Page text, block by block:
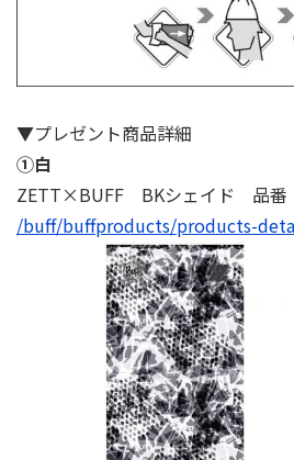
▼プレゼント商品詳細
①⽩
ZETT×BUFF BKシェイド 品番
/buff/buffproducts/products-